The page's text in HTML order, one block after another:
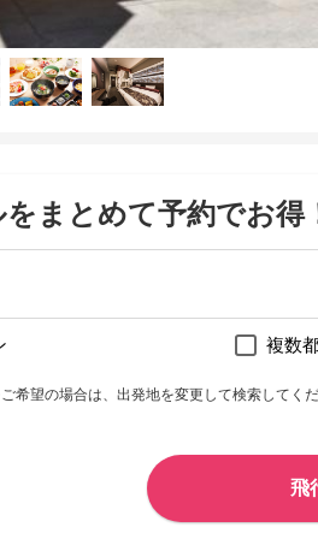
まとめて予約でお得
複数
希望の場合は、出発地を変更して検索してくだ
飛